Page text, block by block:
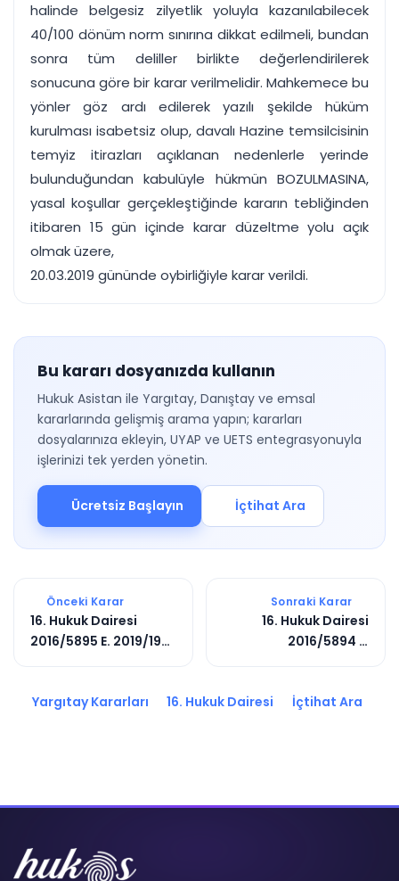
halinde belgesiz zilyetlik yoluyla kazanılabilecek
40/100 dönüm norm sınırına dikkat edilmeli, bundan
sonra tüm deliller birlikte değerlendirilerek
sonucuna göre bir karar verilmelidir. Mahkemece bu
yönler göz ardı edilerek yazılı şekilde hüküm
kurulması isabetsiz olup, davalı Hazine temsilcisinin
temyiz itirazları açıklanan nedenlerle yerinde
bulunduğundan kabulüyle hükmün BOZULMASINA,
yasal koşullar gerçekleştiğinde kararın tebliğinden
itibaren 15 gün içinde karar düzeltme yolu açık
olmak üzere,
20.03.2019 gününde oybirliğiyle karar verildi.
Bu kararı dosyanızda kullanın
Hukuk Asistan ile Yargıtay, Danıştay ve emsal
kararlarında gelişmiş arama yapın; kararları
dosyalarınıza ekleyin, UYAP ve UETS entegrasyonuyla
işlerinizi tek yerden yönetin.
Ücretsiz Başlayın İçtihat Ara
Önceki Karar
16. Hukuk Dairesi
2016/5895 E. 2019/1991
Sonraki Karar
16. Hukuk Dairesi
2016/5894 E.
Yargıtay Kararları 16. Hukuk Dairesi İçtihat Ara